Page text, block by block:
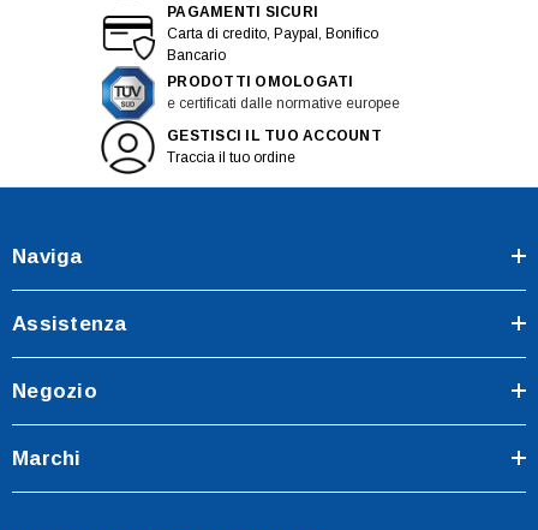
PAGAMENTI SICURI
Carta di credito, Paypal, Bonifico
Bancario
PRODOTTI OMOLOGATI
e certificati dalle normative europee
GESTISCI IL TUO ACCOUNT
Traccia il tuo ordine
Naviga
Assistenza
Negozio
Marchi